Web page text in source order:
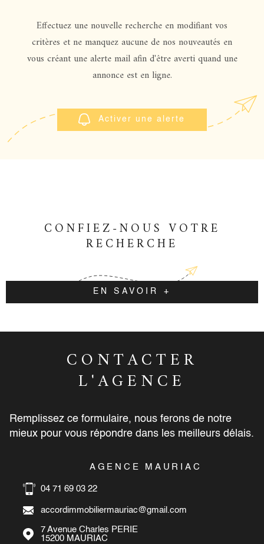
GESTION
CONTACT
Effectuez une nouvelle recherche en modifiant vos
critères et ne manquez aucune de nos nouveautés en
vous créant une alerte mail afin d'être averti quand une
annonce est en ligne.
Activer une alerte
CONFIEZ-NOUS VOTRE
RECHERCHE
EN SAVOIR +
CONTACTER
L'AGENCE
Remplissez ce formulaire, nous ferons de notre
mieux pour vous répondre dans les meilleurs délais.
AGENCE MAURIAC
04 71 69 03 22
accordimmobiliermauriac@gmail.com
7 Avenue Charles PERIE
15200
MAURIAC
RÉFÉRENCE
PARTICULARITÉ
RECHERCHER